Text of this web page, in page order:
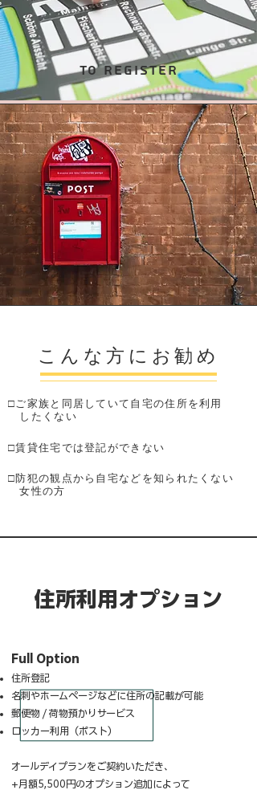
To register
こんな方にお勧め
□賃貸住宅では登記ができない
□防犯の観点から自宅などを知られたくない
​ 女性の方
□ご家族と同居していて自宅の住所を利用
したくない
住所利用オプション
​Full Option
住所登記
名刺やホームページなどに住所の記載が可能
郵便物 / 荷物預かりサービス
ロッカー利用（ポスト）
オールデイプランをご契約いただき、
+月額5,500円​のオプション追加によって